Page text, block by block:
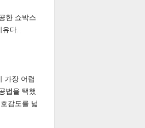
한 쇼박스
다.
가장 어렵
법을 택했
감도를 넓